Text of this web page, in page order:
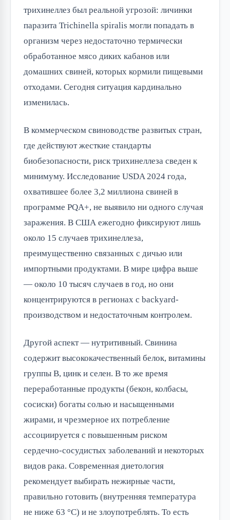
трихинеллез был реальной угрозой: личинки
паразита Trichinella spiralis могли попадать в
организм через недостаточно термически
обработанное мясо диких кабанов или
домашних свиней, которых кормили пищевыми
отходами. Сегодня ситуация кардинально
изменилась.
В коммерческом свиноводстве развитых стран,
где действуют жесткие стандарты
биобезопасности, риск трихинеллеза сведен к
минимуму. Исследование USDA 2024 года,
охватившее более 3,2 миллиона свиней в
программе PQA+, не выявило ни одного случая
заражения. В США ежегодно фиксируют лишь
около 15 случаев трихинеллеза,
преимущественно связанных с дичью или
импортными продуктами. В мире цифра выше
— около 10 тысяч случаев в год, но они
концентрируются в регионах с backyard-
производством и недостаточным контролем.
Другой аспект — нутритивный. Свинина
содержит высококачественный белок, витамины
группы B, цинк и селен. В то же время
переработанные продукты (бекон, колбасы,
сосиски) богаты солью и насыщенными
жирами, и чрезмерное их потребление
ассоциируется с повышенным риском
сердечно-сосудистых заболеваний и некоторых
видов рака. Современная диетология
рекомендует выбирать нежирные части,
правильно готовить (внутренняя температура
не ниже 63 °C) и не злоупотреблять. То есть